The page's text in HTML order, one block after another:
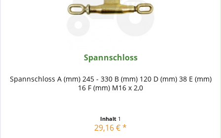
Spannschloss
Spannschloss A (mm) 245 - 330 B (mm) 120 D (mm) 38 E (mm)
16 F (mm) M16 x 2,0
Inhalt 1
29,16 € *